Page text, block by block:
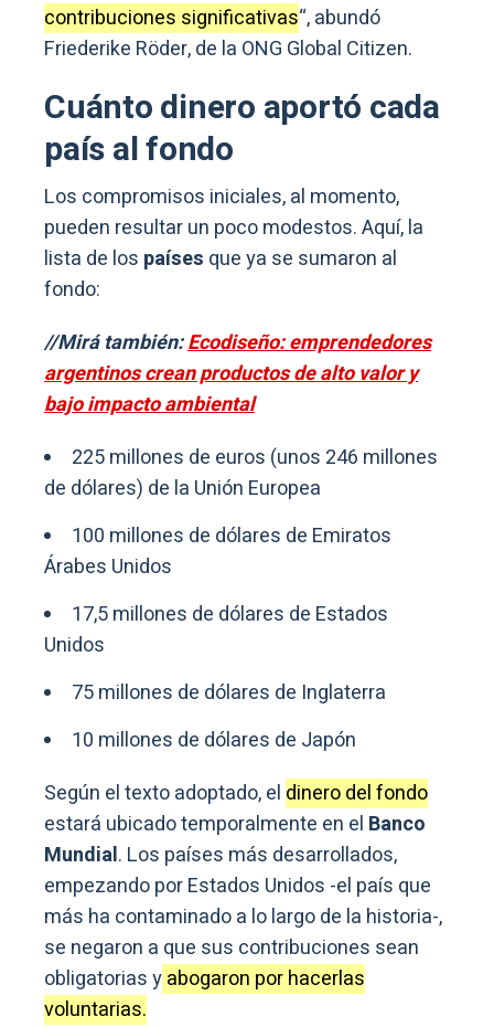
contribuciones significativas“, abundó
Friederike Röder, de la ONG Global Citizen.
Cuánto dinero aportó cada
país al fondo
Los compromisos iniciales, al momento,
pueden resultar un poco modestos. Aquí, la
lista de los países que ya se sumaron al
fondo:
//Mirá también:Ecodiseño: emprendedores
argentinos crean productos de alto valor y
bajo impacto ambiental
225 millones de euros (unos 246 millones
de dólares) de la Unión Europea
100 millones de dólares de Emiratos
Árabes Unidos
17,5 millones de dólares de Estados
Unidos
75 millones de dólares de Inglaterra
10 millones de dólares de Japón
Según el texto adoptado, el dinero del fondo
estará ubicado temporalmente en el Banco
Mundial. Los países más desarrollados,
empezando por Estados Unidos -el país que
más ha contaminado a lo largo de la historia-,
se negaron a que sus contribuciones sean
obligatorias yabogaron por hacerlas
voluntarias.